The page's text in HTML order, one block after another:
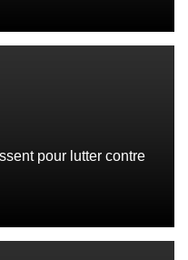
pour lutter contre